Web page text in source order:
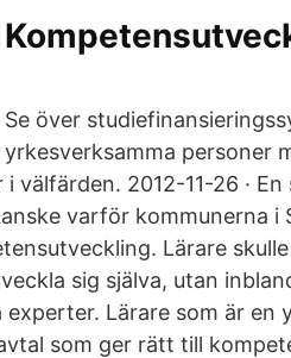
Se över
yrkesverksamma personer
2012-11-26 · En
varför kommunerna i
Lärare
sig själva, utan
Lärare som är en
som ger rätt till